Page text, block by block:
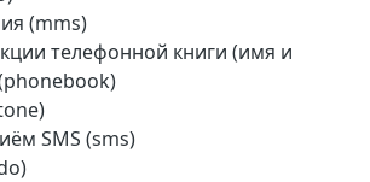
(mms)
телефонной книги (имя и
SMS (sms)